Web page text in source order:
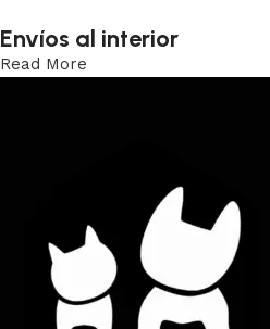
Envíos al interior
Read More